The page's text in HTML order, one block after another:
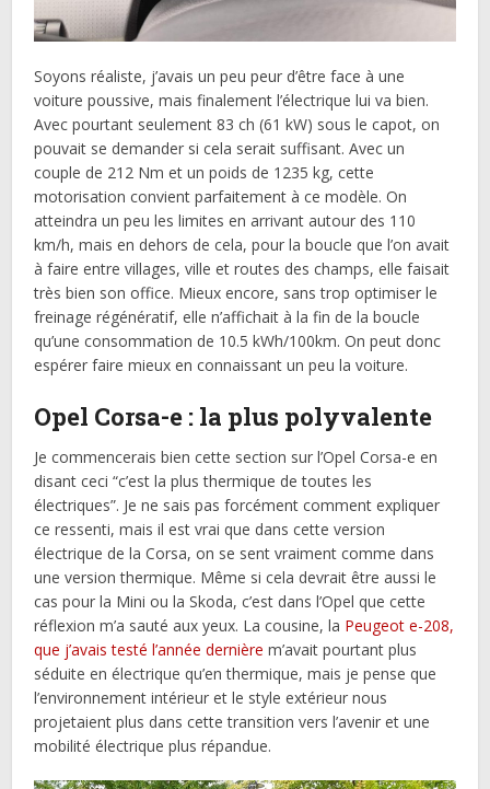
Soyons réaliste, j’avais un peu peur d’être face à une
voiture poussive, mais finalement l’électrique lui va bien.
Avec pourtant seulement 83 ch (61 kW) sous le capot, on
pouvait se demander si cela serait suffisant. Avec un
couple de 212 Nm et un poids de 1235 kg, cette
motorisation convient parfaitement à ce modèle. On
atteindra un peu les limites en arrivant autour des 110
km/h, mais en dehors de cela, pour la boucle que l’on avait
à faire entre villages, ville et routes des champs, elle faisait
très bien son office. Mieux encore, sans trop optimiser le
freinage régénératif, elle n’affichait à la fin de la boucle
qu’une consommation de 10.5 kWh/100km. On peut donc
espérer faire mieux en connaissant un peu la voiture.
Opel Corsa-e : la plus polyvalente
Je commencerais bien cette section sur l’Opel Corsa-e en
disant ceci “c’est la plus thermique de toutes les
électriques”. Je ne sais pas forcément comment expliquer
ce ressenti, mais il est vrai que dans cette version
électrique de la Corsa, on se sent vraiment comme dans
une version thermique. Même si cela devrait être aussi le
cas pour la Mini ou la Skoda, c’est dans l’Opel que cette
réflexion m’a sauté aux yeux. La cousine, la Peugeot e-208,
que j’avais testé l’année dernière m’avait pourtant plus
séduite en électrique qu’en thermique, mais je pense que
l’environnement intérieur et le style extérieur nous
projetaient plus dans cette transition vers l’avenir et une
mobilité électrique plus répandue.